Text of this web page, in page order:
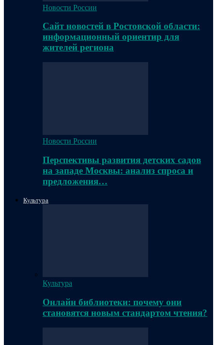
Новости России
Сайт новостей в Ростовской области:
информационный ориентир для
жителей региона
Новости России
Перспективы развития детских садов
на западе Москвы: анализ спроса и
предложения…
Культура
Культура
Онлайн библиотеки: почему они
становятся новым стандартом чтения?